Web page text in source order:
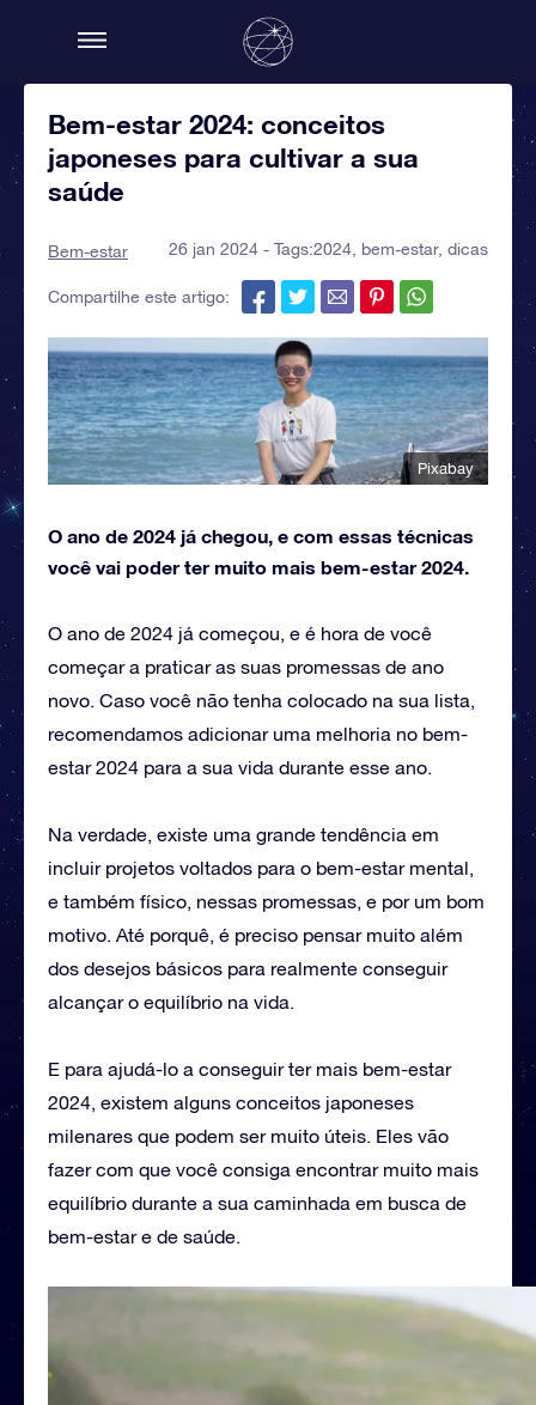
Bem-estar 2024: conceitos
japoneses para cultivar a sua
saúde
Bem-estar 26 jan 2024 - Tags:2024 bem-estar, dicas
Compartilhe este artigo:
Pixabay
O ano de 2024 já chegou, e com essas técnicas
você vai poder ter muito mais bem-estar 2024.
O ano de 2024 já começou, e é hora de você
começar a praticar as suas promessas de ano
novo. Caso você não tenha colocado na sua lista,
recomendamos adicionar uma melhoria no bem-
estar 2024 para a sua vida durante esse ano.
Na verdade, existe uma grande tendência em
incluir projetos voltados para o bem-estar mental,
e também físico, nessas promessas, e por um bom
motivo. Até porquê, é preciso pensar muito além
dos desejos básicos para realmente conseguir
alcançar o equilíbrio na vida.
E para ajudá-lo a conseguir ter mais bem-estar
2024, existem alguns conceitos japoneses
milenares que podem ser muito úteis. Eles vão
fazer com que você consiga encontrar muito mais
equilíbrio durante a sua caminhada em busca de
bem-estar e de saúde.